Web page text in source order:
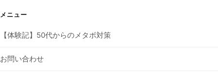
メニュー
【体験記】50代からのメタボ対策
お問い合わせ